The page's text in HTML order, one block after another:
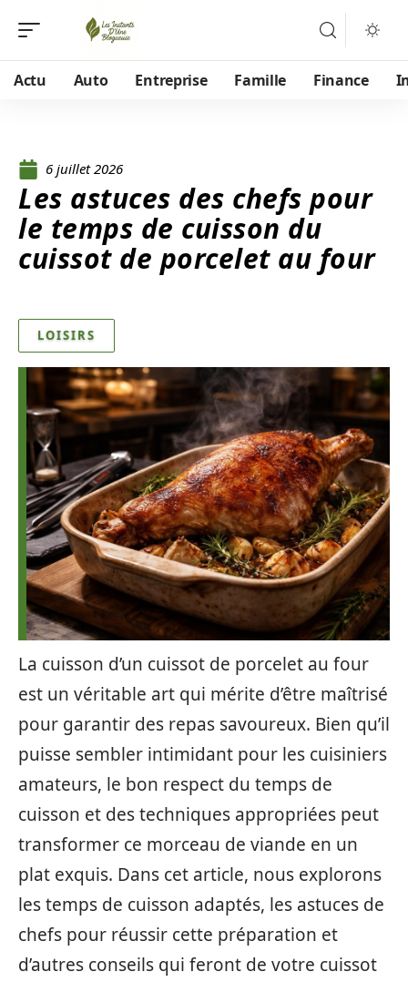
Actu Auto Entreprise Famille Finance
6 juillet 2026
Les astuces des chefs pour
le temps de cuisson du
cuissot de porcelet au four
LOISIRS
La cuisson d’un cuissot de porcelet au four
est un véritable art qui mérite d’être maîtrisé
pour garantir des repas savoureux. Bien qu’il
puisse sembler intimidant pour les cuisiniers
amateurs, le bon respect du temps de
cuisson et des techniques appropriées peut
transformer ce morceau de viande en un
plat exquis. Dans cet article, nous explorons
les temps de cuisson adaptés, les astuces de
chefs pour réussir cette préparation et
d’autres conseils qui feront de votre cuissot